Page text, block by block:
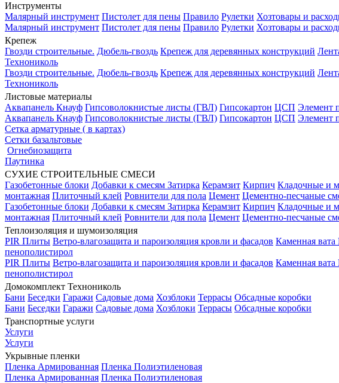
Инструменты
Малярный инструмент Пистолет для пены Правило Рулетки Хозтовары и
Малярный инструмент Пистолет для пены Правило Рулетки Хозтовары и
Крепеж
Гвозди строительные. Дюбель-гвоздь Крепеж для деревянных конструкций
Технониколь
Гвозди строительные. Дюбель-гвоздь Крепеж для деревянных конструкций
Технониколь
Листовые материалы
Аквапанель Кнауф Гипсоволокнистые листы (ГВЛ) Гипсокартон ЦСП Элемент
Аквапанель Кнауф Гипсоволокнистые листы (ГВЛ) Гипсокартон ЦСП Элемент
Сетка арматурные ( в картах)
Сетки базальтовые
Огнебиозащита
Паутинка
СУХИЕ СТРОИТЕЛЬНЫЕ СМЕСИ
Газобетонные блоки Добавки к смесям Затирка Керамзит Кирпич Кладочные и
монтажная Плиточный клей Ровнители для пола Цемент Цементно-песчаные
Газобетонные блоки Добавки к смесям Затирка Керамзит Кирпич Кладочные и
монтажная Плиточный клей Ровнители для пола Цемент Цементно-песчаные
Теплоизоляция и шумоизоляция
PIR Плиты Ветро-влагозащита и пароизоляция кровли и фасадов Каменная вата
пенополистирол
PIR Плиты Ветро-влагозащита и пароизоляция кровли и фасадов Каменная вата
пенополистирол
Домокомплект Технониколь
Бани Беседки Гаражи Садовые дома Хозблоки Террасы Обсадные коробки
Бани Беседки Гаражи Садовые дома Хозблоки Террасы Обсадные коробки
Транспортные услуги
Услуги
Услуги
Укрывные пленки
Пленка Армированная Пленка Полиэтиленовая
Пленка Армированная Пленка Полиэтиленовая